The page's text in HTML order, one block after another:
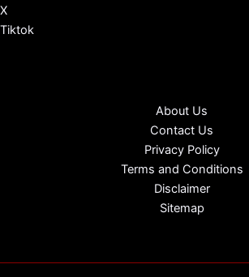
X
Tiktok
About Us
Contact Us
Privacy Policy
Terms and Conditions
Disclaimer
Sitemap